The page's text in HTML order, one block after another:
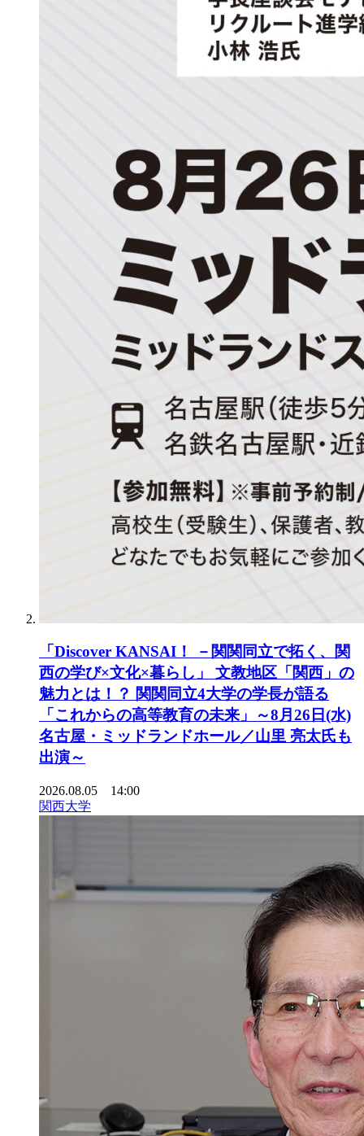
「Discover KANSAI！ －関関同立で拓く、関
西の学び×文化×暮らし」 文教地区「関西」の
魅力とは！？ 関関同立4大学の学長が語る
「これからの高等教育の未来」～8月26日(水)
名古屋・ミッドランドホール／山里 亮太氏も
出演～
2026.08.05 14:00
関西大学